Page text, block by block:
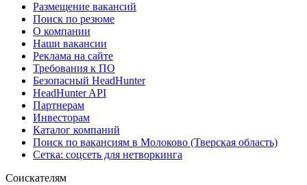
Размещение вакансий
Поиск по резюме
О компании
Наши вакансии
Реклама на сайте
Требования к ПО
Безопасный HeadHunter
HeadHunter API
Партнерам
Инвесторам
Каталог компаний
Поиск по вакансиям в Молоково (Тверская область)
Сетка: соцсеть для нетворкинга
Соискателям